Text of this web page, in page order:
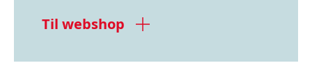
Til webshop